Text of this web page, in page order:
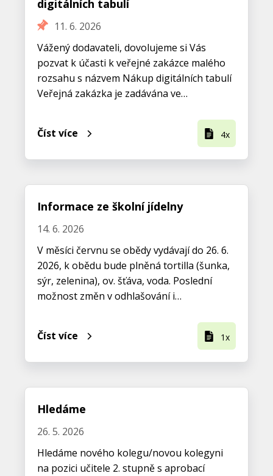
digitálních tabulí
11. 6. 2026
Vážený dodavateli, dovolujeme si Vás
pozvat k účasti k veřejné zakázce malého
rozsahu s názvem Nákup digitálních tabulí
Veřejná zakázka je zadávána ve…
Číst více 4x
Informace ze školní jídelny
14. 6. 2026
V měsíci červnu se obědy vydávají do 26. 6.
2026, k obědu bude plněná tortilla (šunka,
sýr, zelenina), ov. šťáva, voda. Poslední
možnost změn v odhlašování i…
Číst více 1x
Hledáme
26. 5. 2026
Hledáme nového kolegu/novou kolegyni
na pozici učitele 2. stupně s aprobací